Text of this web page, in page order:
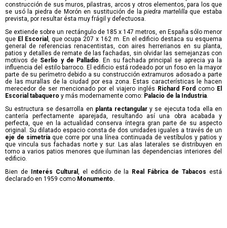
construcción de sus muros, pilastras, arcos y otros elementos, para los que
se usó la piedra de Morón en sustitución de lapiedra martelillaque estaba
prevista, por resultar ésta muy frágil y defectuosa.
Se extiende sobre un rectángulo de 185 x 147 metros, en España sólo menor
que El Escorial , que ocupa 207 x 162 m. En el edificio destaca su esquema
general de referencias renacentistas, con aires herrerianos en su planta,
patios y detalles de remate de las fachadas, sin olvidar las semejanzas con
motivos de Serlio y de Palladio. En su fachada principal se aprecia ya la
influencia del estilo barroco. El edificio está rodeado por un foso en la mayor
parte de su perímetro debido a su construcción extramuros adosado a parte
de las murallas de la ciudad por esa zona. Estas características le hacen
merecedor de ser mencionado por el viajero inglés Richard Ford como El
Escorial tabaquero y más modernamente como: Palacio de la Industria.
Su estructura se desarrolla en planta rectangulary se ejecuta toda ella en
cantería perfectamente aparejada, resultando así una obra acabada y
perfecta, que en la actualidad conserva íntegra gran parte de su aspecto
original. Su dilatado espacio consta de dos unidades iguales a través de un
eje de simetría que corre por una línea continuada de vestíbulos y patios y
que vincula sus fachadas norte y sur. Las alas laterales se distribuyen en
torno a varios patios menores que iluminan las dependencias interiores del
edificio.
Bien deInterés Cultural , el edificio de la Real Fábrica de Tabacos está
declarado en 1959 como Monumento.